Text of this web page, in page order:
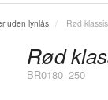
uden lynlås Rød
Rød
BR0180_250